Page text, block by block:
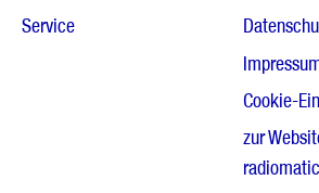
Service
Cookie-
zur
radiomatic